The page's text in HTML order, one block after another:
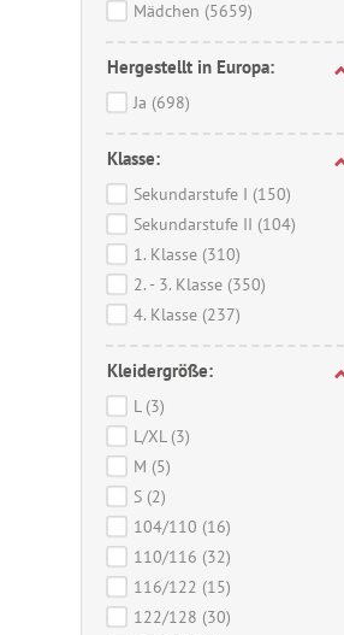
Mädchen (5659)
Hergestellt in Europa:
Ja (698)
Klasse:
Sekundarstufe I (150)
Sekundarstufe II (104)
1. Klasse (310)
2. - 3. Klasse (350)
4. Klasse (237)
Kleidergröße:
L (3)
L/XL (3)
M (5)
S (2)
104/110 (16)
110/116 (32)
116/122 (15)
122/128 (30)